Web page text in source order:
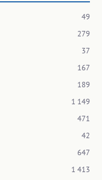
49
279
37
167
189
1 149
471
42
647
1 413